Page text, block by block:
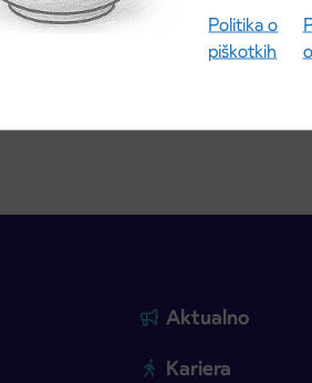
Politika o
piškotkih
Aktualno
Kariera